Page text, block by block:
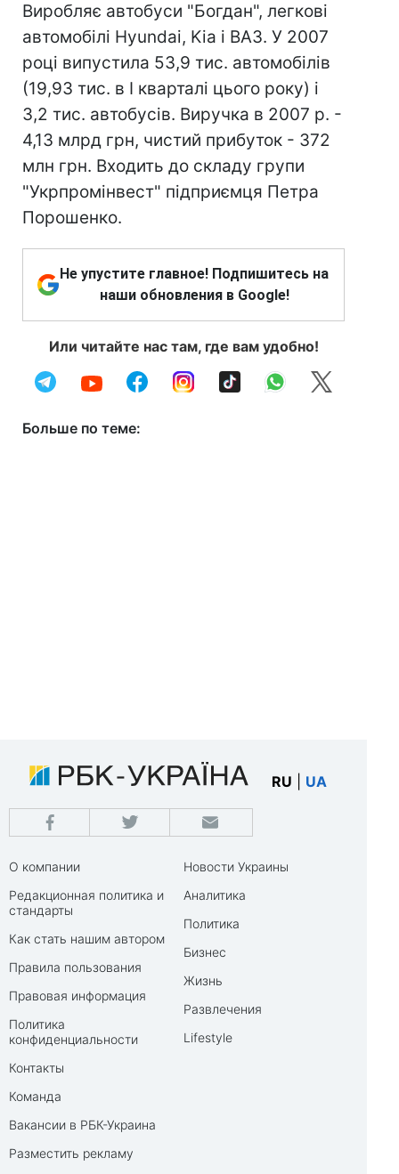
Виробляє автобуси "Богдан", легкові
автомобілі Hyundai, Kia і ВАЗ. У 2007
році випустила 53,9 тис. автомобілів
(19,93 тис. в I кварталі цього року) і
3,2 тис. автобусів. Виручка в 2007 р. -
4,13 млрд грн, чистий прибуток - 372
млн грн. Входить до складу групи
"Укрпромінвест" підприємця Петра
Порошенко.
Не упустите главное! Подпишитесь на
наши обновления в Google!
Или читайте нас там, где вам удобно!
Больше по теме:
RU UA
О компании
Редакционная политика и
стандарты
Как стать нашим автором
Правила пользования
Правовая информация
Политика
конфиденциальности
Контакты
Команда
Вакансии в РБК-Украина
Разместить рекламу
Новости Украины
Аналитика
Политика
Бизнес
Жизнь
Развлечения
Lifestyle